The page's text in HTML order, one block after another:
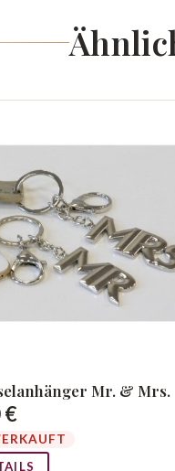
Mr. & Mrs.
€